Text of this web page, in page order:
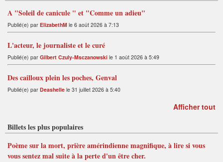
A "Soleil de canicule " et "Comme un adieu"
Publié(e) par ElizabethM le 6 août 2026 à 7:13
L'acteur, le journaliste et le curé
Publié(e) par Gilbert Czuly-Msczanowski le 1 août 2026 à 5:49
Des cailloux plein les poches, Genval
Publié(e) par Deashelle le 31 juillet 2026 à 5:40
Afficher tout
Billets les plus populaires
Poème sur la mort, prière amérindienne magnifique, à lire si vous
vous sentez mal suite à la perte d'un être cher.